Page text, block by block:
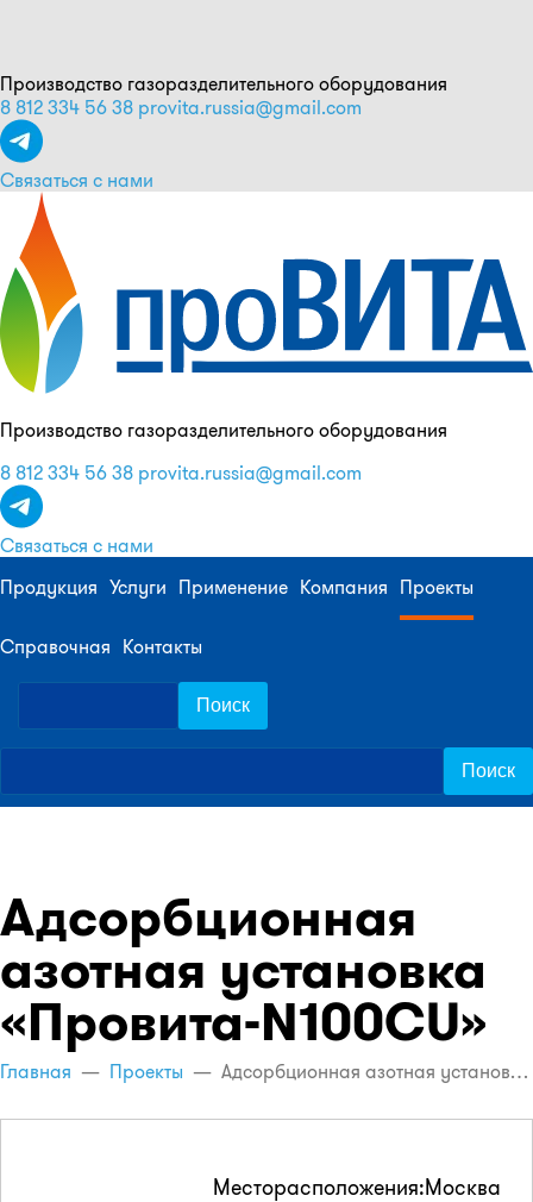
Производство газоразделительного оборудования
8 812 334 56 38 provita.russia@gmail.com
Связаться с нами
Производство газоразделительного оборудования
8 812 334 56 38 provita.russia@gmail.com
Связаться с нами
Продукция Услуги Применение Компания Проекты
Справочная Контакты
Адсорбционная
азотная установка
«Провита-N100СU»
Главная — Проекты — Адсорбционная азотная установка «Провита-N100СU»
Месторасположения:Москва